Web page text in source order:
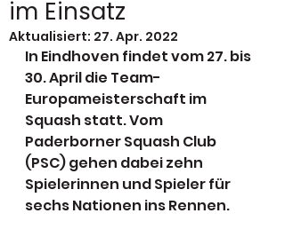
im Einsatz
Aktualisiert: 27. Apr. 2022
In Eindhoven findet vom 27. bis
30. April die Team-
Europameisterschaft im
Squash statt. Vom
Paderborner Squash Club
(PSC) gehen dabei zehn
Spielerinnen und Spieler für
sechs Nationen ins Rennen.